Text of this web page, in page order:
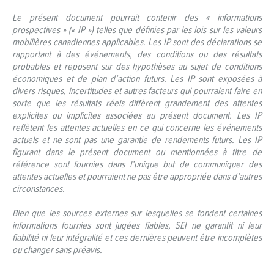
Le présent document pourrait contenir des « informations
prospectives » (« IP ») telles que définies par les lois sur les valeurs
mobilières canadiennes applicables. Les IP sont des déclarations se
rapportant à des événements, des conditions ou des résultats
probables et reposent sur des hypothèses au sujet de conditions
économiques et de plan d’action futurs. Les IP sont exposées à
divers risques, incertitudes et autres facteurs qui pourraient faire en
sorte que les résultats réels diffèrent grandement des attentes
explicites ou implicites associées au présent document. Les IP
reflètent les attentes actuelles en ce qui concerne les événements
actuels et ne sont pas une garantie de rendements futurs. Les IP
figurant dans le présent document ou mentionnées à titre de
référence sont fournies dans l’unique but de communiquer des
attentes actuelles et pourraient ne pas être appropriée dans d’autres
circonstances.
Bien que les sources externes sur lesquelles se fondent certaines
informations fournies sont jugées fiables, SEI ne garantit ni leur
fiabilité ni leur intégralité et ces dernières peuvent être incomplètes
ou changer sans préavis.